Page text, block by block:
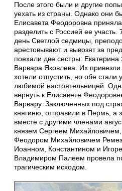
После этого были и другие
уехать из страны. Однако они
Елисавета Феодоровна
разделить с Россией ее
день Светлой седмицы,
арестовывают и вывозят за
поехали две сестры:
Варвара Яковлева. Их привезли
хотели отпустить, но обе стали
любимой настоятельницей.
вернуть к Елисавете
Варвару. Заключенных под
княгиню, отправили в Пермь, а
вместе с другими членами
князем Сергеем Михайловичем,
Феодором Михайловичем
Иоанном, Константином и
Владимиром Палеем провела
трагическим исходом.